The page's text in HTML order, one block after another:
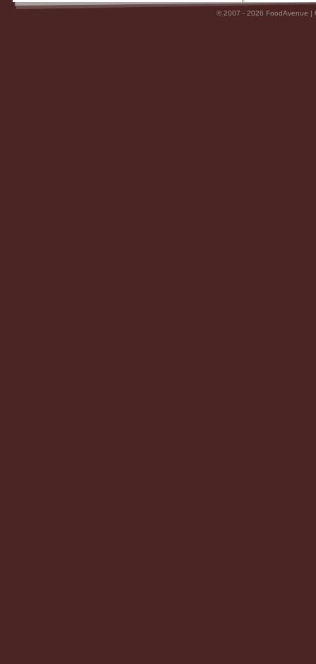
© 2007 - 2026 FoodAvenue |